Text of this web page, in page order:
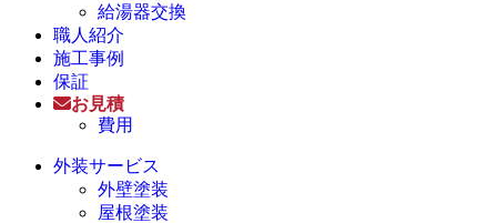
給湯器交換
職人紹介
施工事例
保証
お見積
費用
外装サービス
外壁塗装
屋根塗装